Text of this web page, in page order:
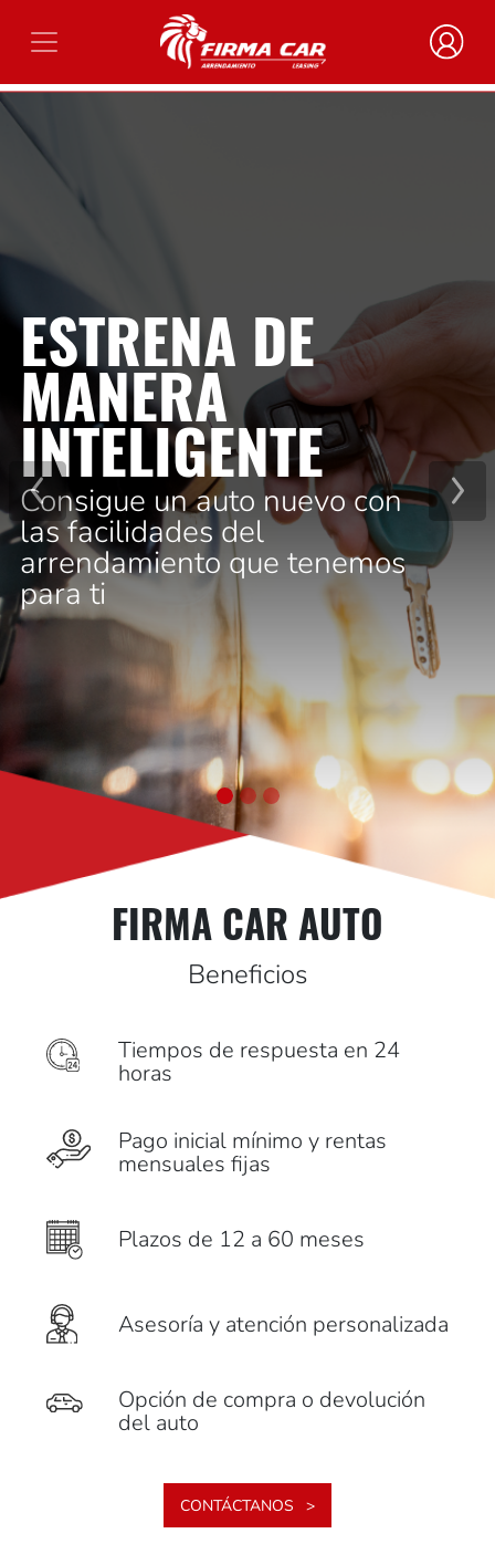
ESTRENA DE
MANERA
INTELIGENTE
Consigue un auto nuevo con
las facilidades del
arrendamiento que tenemos
para ti
Previous Next
FIRMA CAR AUTO
Beneficios
Tiempos de respuesta en 24
horas
Pago inicial mínimo y rentas
mensuales fijas
Plazos de 12 a 60 meses
Asesoría y atención personalizada
Opción de compra o devolución
del auto
CONTÁCTANOS